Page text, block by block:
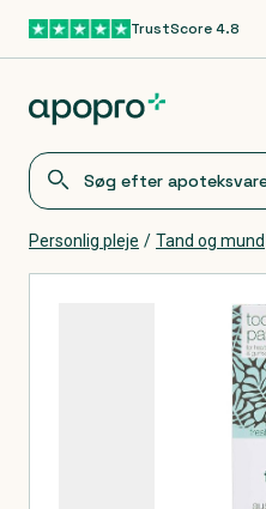
Gå til hovedindholdTrustScore 4.8
Personlig pleje / Tand og mund